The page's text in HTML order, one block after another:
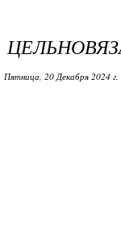
Пятница, 20 Декабря 2024